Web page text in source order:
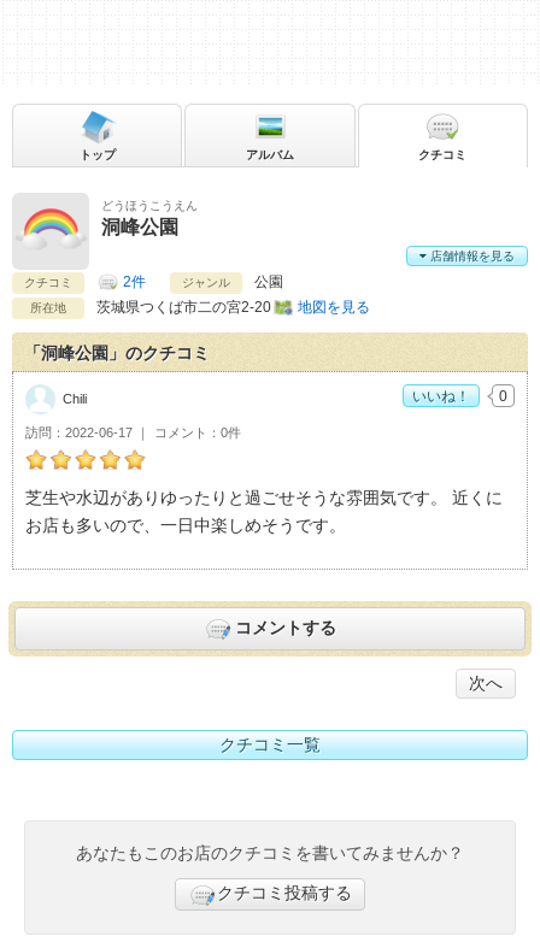
どうほうこうえん
洞峰公園
クチコミ 2件 ジャンル 公園
所在地 茨城県つくば市二の宮2-20 地図を見る
店舗情報を見る
トップ アルバム クチコミ
「洞峰公園」のクチコミ
Chiliの洞峰公園おすすめ度：5
芝生や水辺がありゆったりと過ごせそうな雰囲気です。 近くに
お店も多いので、一日中楽しめそうです。
訪問 2022-06-17 コメント 0件
Chili いいね！ 0
コメントする
次へ
クチコミ一覧
あなたもこのお店のクチコミを書いてみませんか？
クチコミ投稿する